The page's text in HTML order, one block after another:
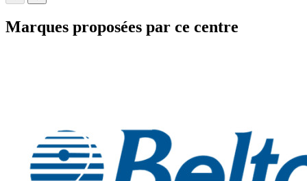
Marques proposées par ce centre